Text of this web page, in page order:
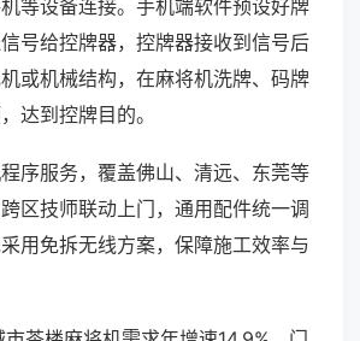
等设备连接。手机端软件预设好牌
号给控牌器，控牌器接收到信号后
或机械结构，在麻将机洗牌、码牌
达到控牌目的。
序服务，覆盖佛山、清远、东莞等
区技师联动上门，通用配件统一调
用免拆无线方案，保障施工效率与